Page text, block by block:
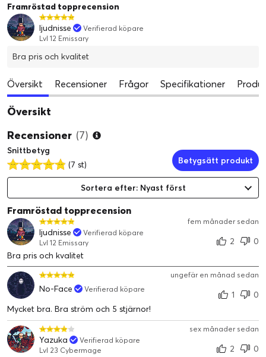
Framröstad topprecension
ljudnisse
Verifierad köpare
Lvl 12 Emissary
Bra pris och kvalitet
Översikt Recensioner Frågor Specifikationer
Översikt
Recensioner (7)
Snittbetyg
(7 st)
Betygsätt produkt
Sortera efter: Nyast först
Framröstad topprecension
fem månader sedan
ljudnisse
Verifierad köpare
Lvl 12 Emissary
2
0
Bra pris och kvalitet
ungefär en månad sedan
No-Face Verifierad köpare
1
0
Mycket bra. Bra ström och 5 stjärnor!
sex månader sedan
Yazuka
Verifierad köpare
Lvl 23 Cybermage
2 0